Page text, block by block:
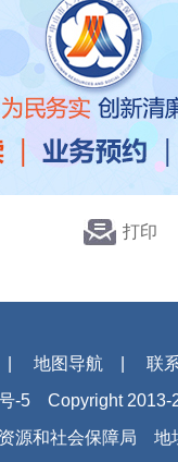
打印
地图导航 联
-5Copyright 2013-
源和社会保障局
地